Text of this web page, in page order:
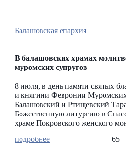
Балашовская епархия
В балашовских храмах
муромских супругов
8 июля, в день памяти святых
и княгини Февронии
Балашовский и Ртищевский
Божественную литургию в
храме Покровского женского
65